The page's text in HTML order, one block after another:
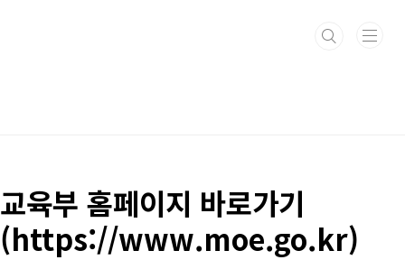
교육부 홈페이지 바로가기
(https://www.moe.go.kr)